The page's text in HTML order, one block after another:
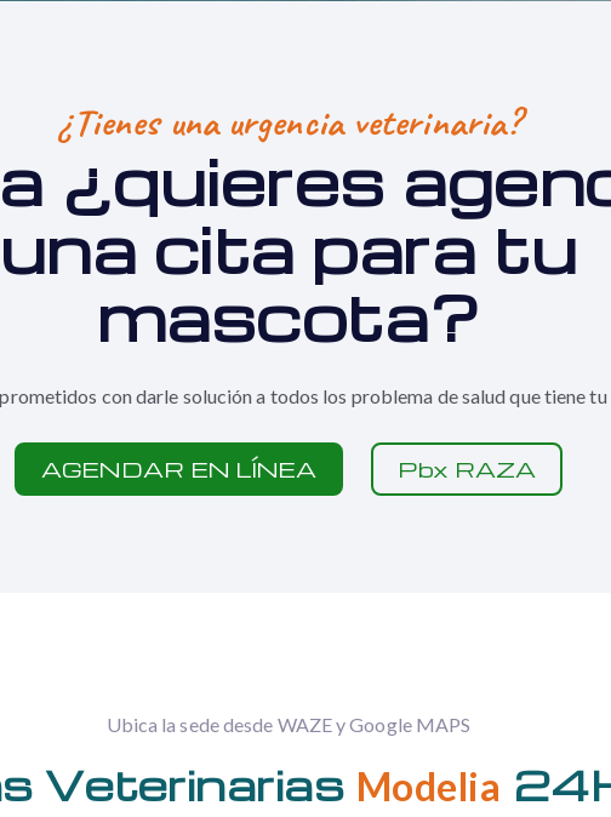
¿Tienes una urgencia veterinaria?
¿quieres
una cita para tu
mascota?
con darle solución a todos los problema de salud que tiene tu
AGENDAR EN LÍNEA Pbx RAZA
Ubica la sede desde WAZE y Google MAPS
Veterinarias Modelia